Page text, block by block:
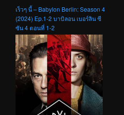
เร็วๆ นี้ – Babylon Berlin: Season 4
(2024) Ep.1-2 บาบิลอน เบอร์ลิน ซี
ซัน 4 ตอนที่ 1-2